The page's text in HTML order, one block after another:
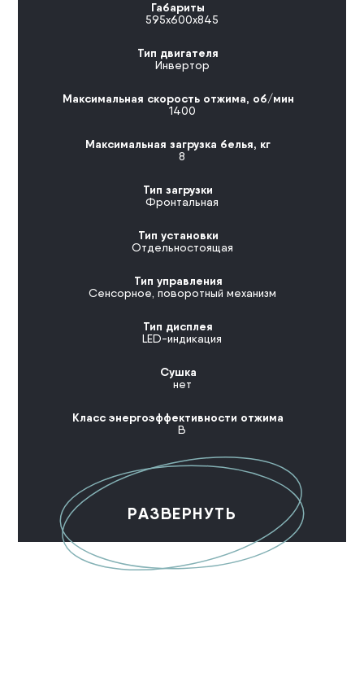
Габариты
595х600х845
Тип двигателя
Инвертор
Максимальная скорость отжима, об/мин
1400
Максимальная загрузка белья, кг
8
Тип загрузки
Фронтальная
Тип установки
Отдельностоящая
Тип управления
Сенсорное, поворотный механизм
Тип дисплея
LED-индикация
Сушка
нет
Класс энергоэффективности отжима
В
РАЗВЕРНУТЬ